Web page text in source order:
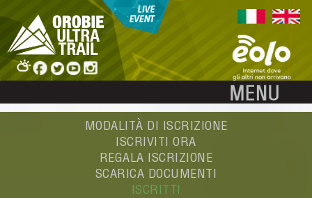
MODALITÀ DI ISCRIZIONE
ISCRIVITI ORA
REGALA ISCRIZIONE
SCARICA DOCUMENTI
ISCRITTI